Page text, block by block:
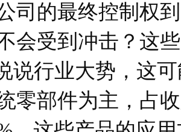
司的最终控制权
会受到冲击？这
行业大势，这可
零部件为主，占